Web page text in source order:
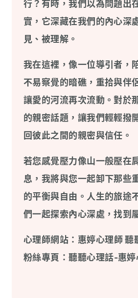
行？有時，我們以為問題出
實，它深藏在我們的內心深
見、被理解。
我在這裡，像一位導引者，
不易察覺的暗礁，重拾與伴
讓愛的河流再次流動。對於
的親密話題，讓我們輕輕撥
回彼此之間的親密與信任。
若您感覺壓力像山一般壓在
息，我將與您一起卸下那些
的平衡與自由。人生的旅途
們一起探索內心深處，找到
心理師網站： 惠婷心理師 聽
粉絲專頁：聽聽心理話-惠婷